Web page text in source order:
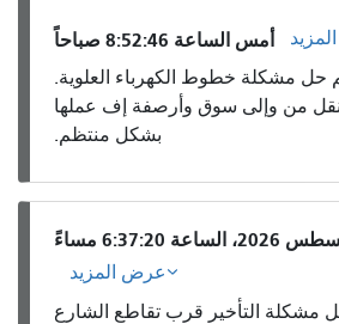
أمس الساعة 8:52:46 صباحاً
حل مشكلة خطوط الكهرباء العلوية.
من وإلى سوق وأرصفة إف عملها
بشكل منتظم.
عرض المزيد
مشكلة التأخير قرب تقاطع الشارع